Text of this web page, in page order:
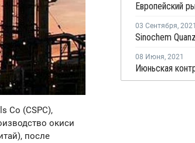
Co (CSPC),
окиси
после
03 Сентября, 2021
08 Июня, 2021